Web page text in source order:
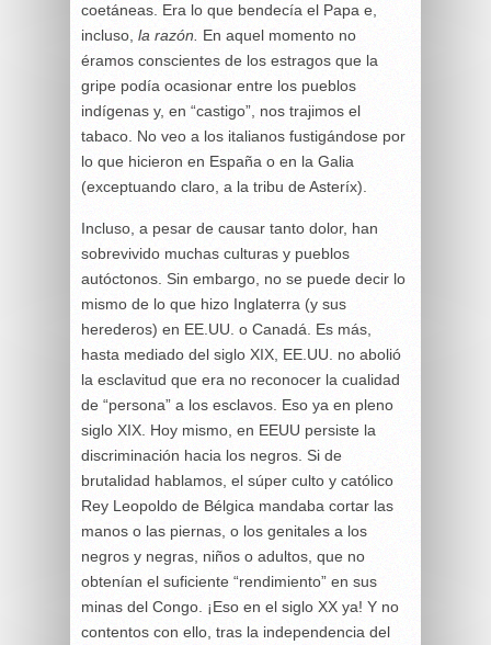
coetáneas. Era lo que bendecía el Papa e,
incluso, la razón.
En aquel momento no
éramos conscientes de los estragos que la
gripe podía ocasionar entre los pueblos
indígenas y, en “castigo”, nos trajimos el
tabaco. No veo a los italianos fustigándose por
lo que hicieron en España o en la Galia
(exceptuando claro, a la tribu de Asteríx).
Incluso, a pesar de causar tanto dolor, han
sobrevivido muchas culturas y pueblos
autóctonos. Sin embargo, no se puede decir lo
mismo de lo que hizo Inglaterra (y sus
herederos) en EE.UU. o Canadá. Es más,
hasta mediado del siglo XIX, EE.UU. no abolió
la esclavitud que era no reconocer la cualidad
de “persona” a los esclavos. Eso ya en pleno
siglo XIX. Hoy mismo, en EEUU persiste la
discriminación hacia los negros. Si de
brutalidad hablamos, el súper culto y católico
Rey Leopoldo de Bélgica mandaba cortar las
manos o las piernas, o los genitales a los
negros y negras, niños o adultos, que no
obtenían el suficiente “rendimiento” en sus
minas del Congo. ¡Eso en el siglo XX ya! Y no
contentos con ello, tras la independencia del